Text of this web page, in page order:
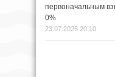
первоначальным
0%
23.07.2026 20:10